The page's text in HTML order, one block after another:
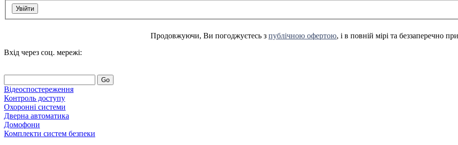
Продовжуючи, Ви погоджуєтесь з публічною офертою, і в повній мірі та беззаперечно
Вхід через соц. мережі:
Go
Відеоспостереження
Контроль доступу
Охоронні системи
Дверна автоматика
Домофони
Комплекти систем безпеки